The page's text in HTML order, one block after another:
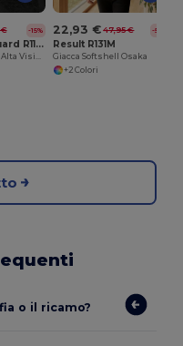
€ -15%
Result Safe-Guard R117X
Giacca sicurezza Alta Visibilità
22,93 € 47,95 € -52%
Result R131M
Giacca Softshell Osaka
+2 Colori
o il ricamo?